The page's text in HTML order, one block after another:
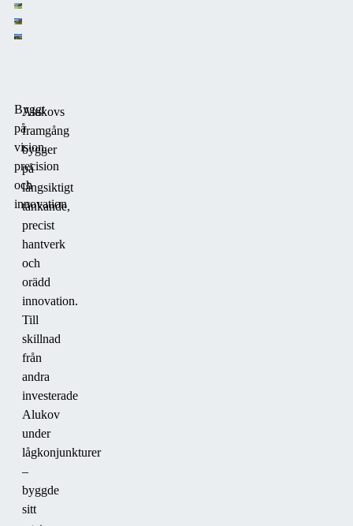
Byggt
på
vision,
precision
och
innovation
Alukovs
framgång
bygger
på
långsiktigt
tänkande,
precist
hantverk
och
orädd
innovation.
Till
skillnad
från
andra
investerade
Alukov
under
lågkonjunkturer
–
byggde
sitt